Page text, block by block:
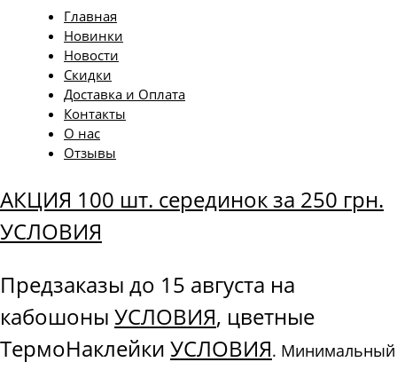
Главная
Новинки
Новости
Скидки
Доставка и Оплата
Контакты
О нас
Отзывы
АКЦИЯ 100 шт. серединок за 250 грн.
УСЛОВИЯ
Предзаказы до 15 августа на
кабошоны УСЛОВИЯ, цветные
ТермоНаклейки УСЛОВИЯ. Минимальный